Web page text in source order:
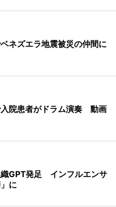
ネズエラ地震被災の仲間に
院患者がドラム演奏 動画
GPT発足 インフルエンサ
に